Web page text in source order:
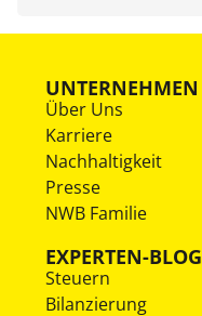
UNTERNEHMEN
Über Uns
Karriere
Nachhaltigkeit
Presse
NWB Familie
EXPERTEN-BLOG
Steuern
Bilanzierung